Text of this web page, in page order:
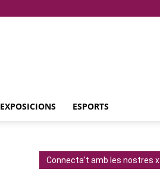
EXPOSICIONS ESPORTS
Connecta't amb les nostres